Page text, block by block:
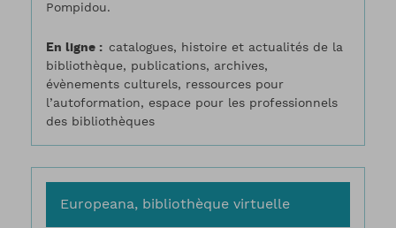
Pompidou.
En ligne
catalogues, histoire et actualités de la
bibliothèque, publications, archives,
évènements culturels, ressources pour
l’autoformation, espace pour les professionnels
des bibliothèques
Europeana, bibliothèque virtuelle